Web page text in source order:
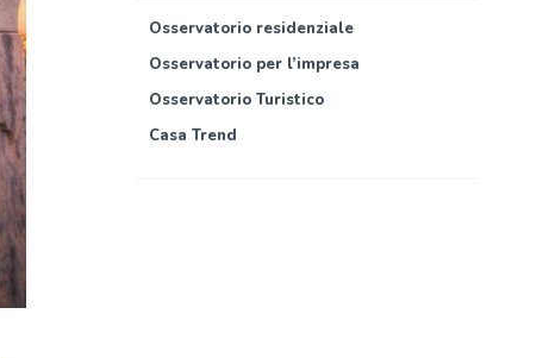
Osservatorio residenziale
Osservatorio per l’impresa
Osservatorio Turistico
Casa Trend